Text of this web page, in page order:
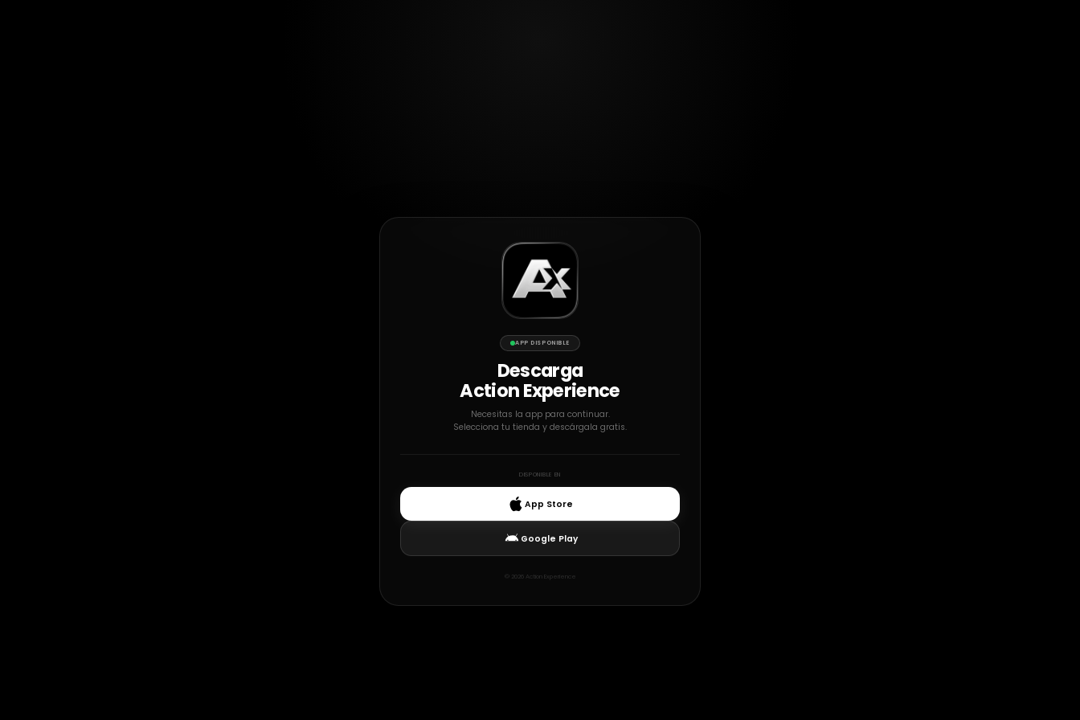
APP DISPONIBLE
Descarga
Action Experience
Necesitas la app para continuar.
Selecciona tu tienda y descárgala gratis.
DISPONIBLE EN
App Store
Google Play
© 2026Action Experience